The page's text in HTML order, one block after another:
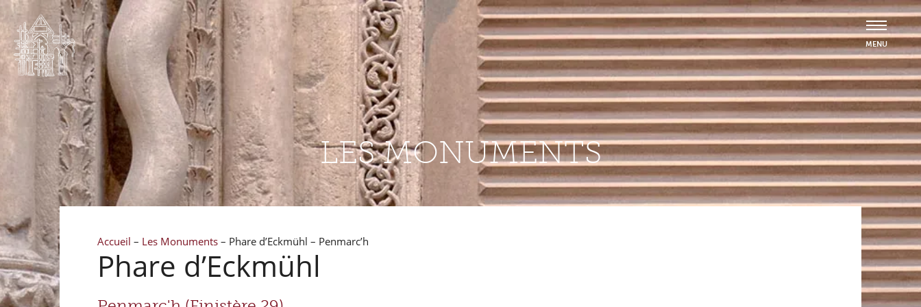
LES MONUMENTS
Accueil – Les Monuments – Phare d’Eckmühl – Penmarc’h
Phare d’Eckmühl